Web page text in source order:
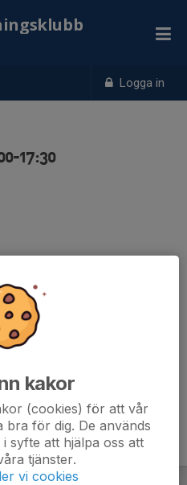
Logga in
17:30
kakor
(cookies) för att vår
bra för dig. De används
syfte att hjälpa oss att
tjänster.
vi cookies